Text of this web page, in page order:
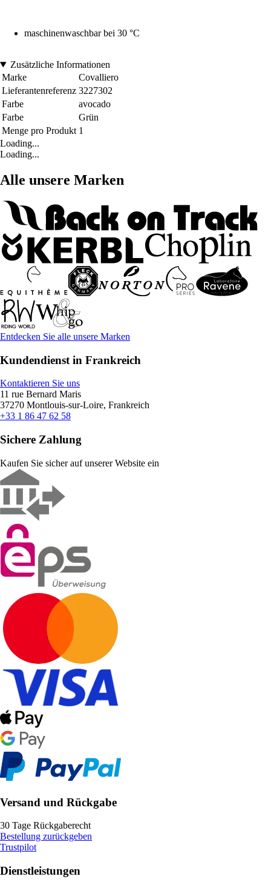
maschinenwaschbar bei 30 °C
Zusätzliche Informationen
Marke
Covalliero
Lieferantenreferenz 3227302
Farbe
avocado
Farbe
Grün
Menge pro Produkt 1
Loading...
Loading...
Alle unsere Marken
Entdecken Sie alle unsere Marken
Kundendienst in Frankreich
Kontaktieren Sie uns
11 rue Bernard Maris
37270 Montlouis-sur-Loire, Frankreich
+33 1 86 47 62 58
Sichere Zahlung
Kaufen Sie sicher auf unserer Website ein
Versand und Rückgabe
30 Tage Rückgaberecht
Bestellung zurückgeben
Trustpilot
Dienstleistungen